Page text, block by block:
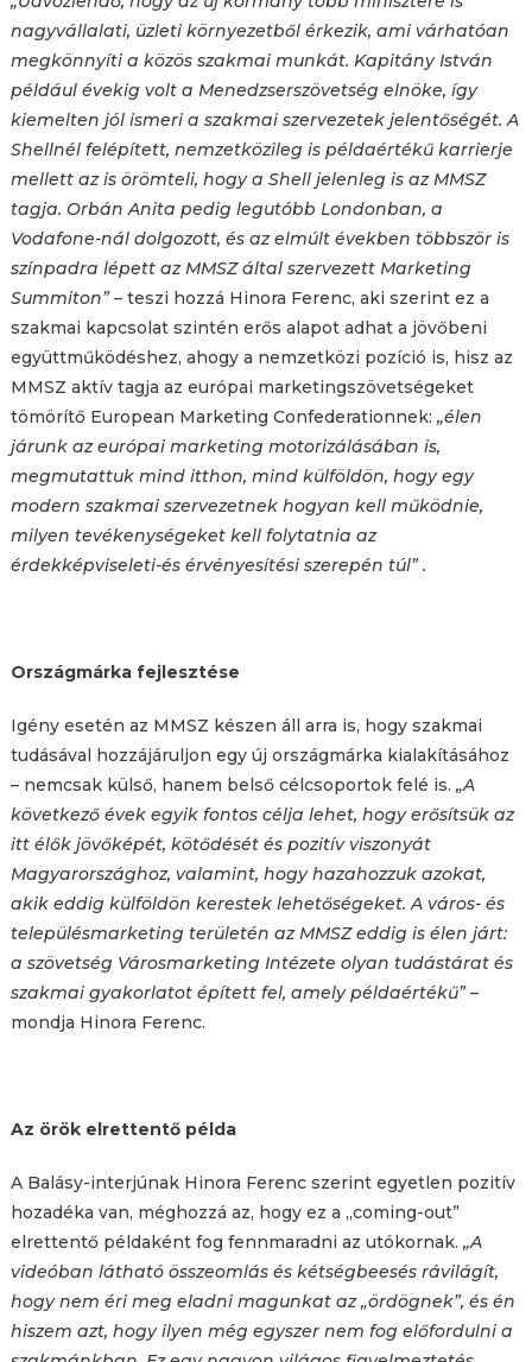
nagyvállalati, üzleti környezetből érkezik, ami várhatóan
megkönnyíti a közös szakmai munkát. Kapitány István
például évekig volt a Menedzserszövetség elnöke, így
kiemelten jól ismeri a szakmai szervezetek jelentőségét. A
Shellnél felépített, nemzetközileg is példaértékű karrierje
mellett az is örömteli, hogy a Shell jelenleg is az MMSZ
tagja. Orbán Anita pedig legutóbb Londonban, a
Vodafone-nál dolgozott, és az elmúlt években többször is
színpadra lépett az MMSZ által szervezett Marketing
Summiton”– teszi hozzá Hinora Ferenc, aki szerint ez a
szakmai kapcsolat szintén erős alapot adhat a jövőbeni
együttműködéshez, ahogy a nemzetközi pozíció is, hisz az
MMSZ aktív tagja az európai marketingszövetségeket
tömörítő European Marketing Confederationnek: „élen
járunk az európai marketing motorizálásában is,
megmutattuk mind itthon, mind külföldön, hogy egy
modern szakmai szervezetnek hogyan kell működnie,
milyen tevékenységeket kell folytatnia az
érdekképviseleti-és érvényesítési szerepén túl” .
Országmárka fejlesztése
Igény esetén az MMSZ készen áll arra is, hogy szakmai
tudásával hozzájáruljon egy új országmárka kialakításához
– nemcsak külső, hanem belső célcsoportok felé is. „A
következő évek egyik fontos célja lehet, hogy erősítsük az
itt élők jövőképét, kötődését és pozitív viszonyát
Magyarországhoz, valamint, hogy hazahozzuk azokat,
akik eddig külföldön kerestek lehetőségeket. A város- és
településmarketing területén az MMSZ eddig is élen járt:
a szövetség Városmarketing Intézete olyan tudástárat és
szakmai gyakorlatot épített fel, amely példaértékű”–
mondja Hinora Ferenc.
Az örök elrettentő példa
A Balásy-interjúnak Hinora Ferenc szerint egyetlen pozitív
hozadéka van, méghozzá az, hogy ez a „coming-out”
elrettentő példaként fog fennmaradni az utókornak. „A
videóban látható összeomlás és kétségbeesés rávilágít,
hogy nem éri meg eladni magunkat az „ördögnek”, és én
hiszem azt, hogy ilyen még egyszer nem fog előfordulni a